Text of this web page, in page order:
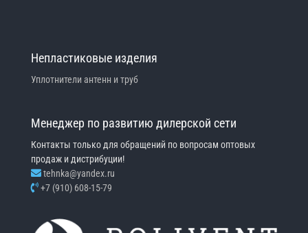
Непластиковые изделия
Уплотнители антенн и труб
Менеджер по развитию дилерской сети
Контакты только для обращений по вопросам оптовых
продаж и дистрибуции!
tehnka@yandex.ru
+7 (910) 608-15-79